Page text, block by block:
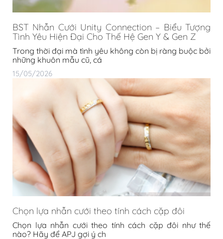
BST Nhẫn Cưới Unity Connection – Biểu Tượng
Tình Yêu Hiện Đại Cho Thế Hệ Gen Y & Gen Z
Trong thời đại mà tình yêu không còn bị ràng buộc bởi
những khuôn mẫu cũ, cá
15/05/2026
Chọn lựa nhẫn cưới theo tính cách cặp đôi
Chọn lựa nhẫn cưới theo tính cách cặp đôi như thế
nào? Hãy để APJ gợi ý ch